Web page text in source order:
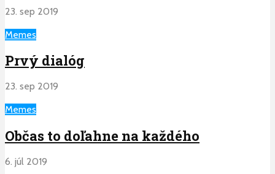
23. sep 2019
Memes
Prvý dialóg
23. sep 2019
Memes
Občas to doľahne na každého
6. júl 2019